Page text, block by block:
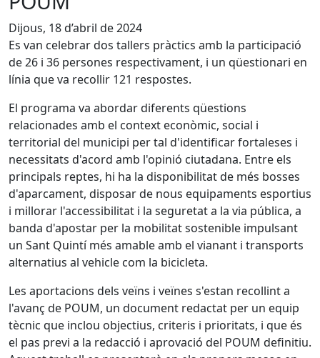
Dijous, 18 d’abril de 2024
Es van celebrar dos tallers pràctics amb la participació
de 26 i 36 persones respectivament, i un qüestionari en
línia que va recollir 121 respostes.
El programa va abordar diferents qüestions
relacionades amb el context econòmic, social i
territorial del municipi per tal d'identificar fortaleses i
necessitats d'acord amb l'opinió ciutadana. Entre els
principals reptes, hi ha la disponibilitat de més bosses
d'aparcament, disposar de nous equipaments esportius
i millorar l'accessibilitat i la seguretat a la via pública, a
banda d'apostar per la mobilitat sostenible impulsant
un Sant Quintí més amable amb el vianant i transports
alternatius al vehicle com la bicicleta.
Les aportacions dels veïns i veïnes s'estan recollint a
l'avanç de POUM, un document redactat per un equip
tècnic que inclou objectius, criteris i prioritats, i que és
el pas previ a la redacció i aprovació del POUM definitiu.